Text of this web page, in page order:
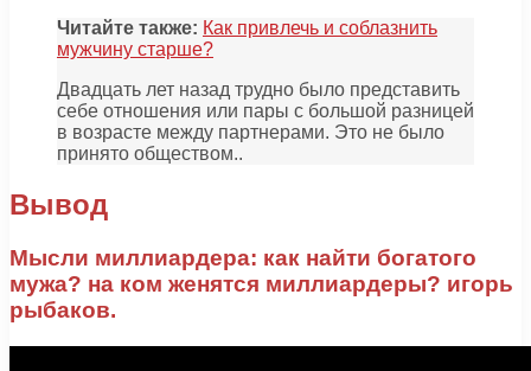
Читайте также: Как привлечь и соблазнить
мужчину старше?
Двадцать лет назад трудно было представить
себе отношения или пары с большой разницей
в возрасте между партнерами. Это не было
принято обществом..
Вывод
Мысли миллиардера: как найти богатого
мужа? на ком женятся миллиардеры? игорь
рыбаков.